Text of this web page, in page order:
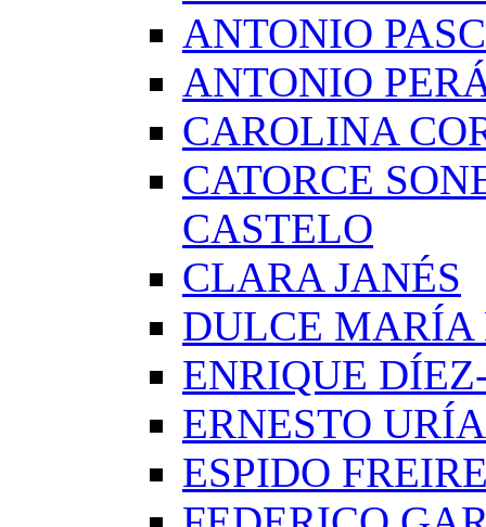
ANTONIO
ANTONIO
CAROLINA
CATORCE
CASTELO
CLARA JANÉS
DULCE
ENRIQUE
ERNESTO URÍA
ESPIDO